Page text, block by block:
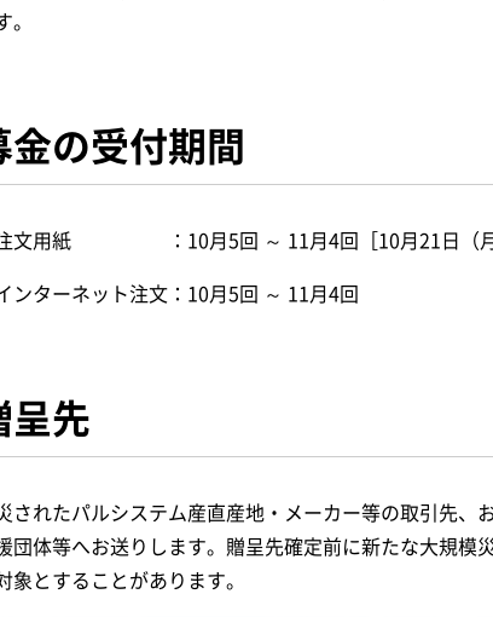
。
金の受付期間
文用紙 ：10月5回 ～ 11月4回［10月21日（月
ンターネット注文：10月5回 ～ 11月4回
呈先
されたパルシステム産直産地・メーカー等の取引先、
団体等へお送りします。贈呈先確定前に新たな大規模
象とすることがあります。